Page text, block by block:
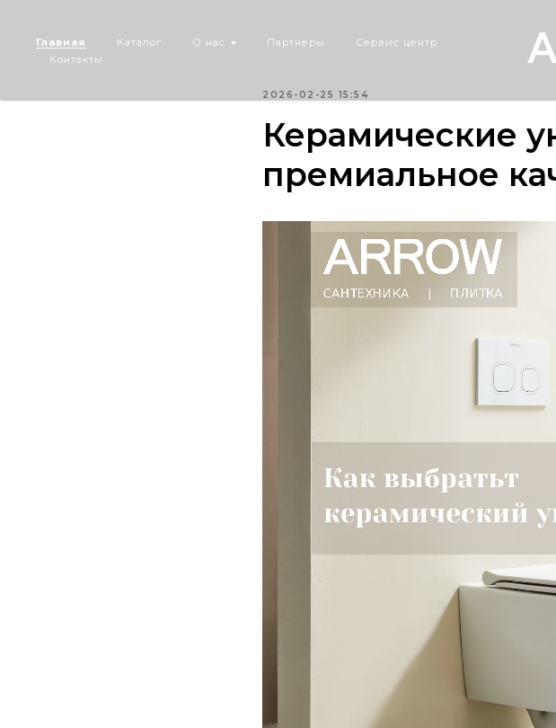
Главная Каталог О нас Партнеры
Сервис центр
Контакты
2026-02-25 15:54
Керамические
премиальное